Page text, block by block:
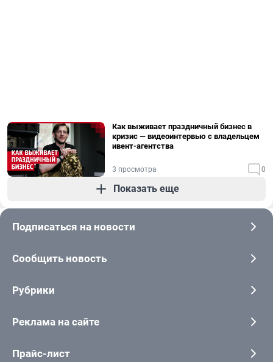
Как выживает праздничный бизнес в
кризис — видеоинтервью с владельцем
ивент-агентства
3 просмотра 0
Показать еще
Подписаться на новости
Сообщить новость
Рубрики
Реклама на сайте
Прайс-лист